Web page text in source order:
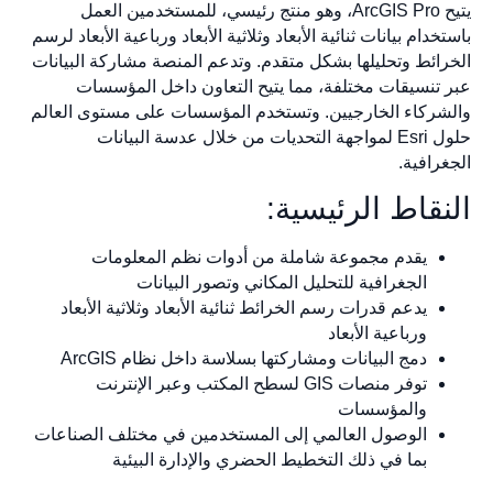
يتيح ArcGIS Pro، وهو منتج رئيسي، للمستخدمين العمل
باستخدام بيانات ثنائية الأبعاد وثلاثية الأبعاد ورباعية الأبعاد لرسم
الخرائط وتحليلها بشكل متقدم. وتدعم المنصة مشاركة البيانات
عبر تنسيقات مختلفة، مما يتيح التعاون داخل المؤسسات
والشركاء الخارجيين. وتستخدم المؤسسات على مستوى العالم
حلول Esri لمواجهة التحديات من خلال عدسة البيانات
الجغرافية.
النقاط الرئيسية:
يقدم مجموعة شاملة من أدوات نظم المعلومات
الجغرافية للتحليل المكاني وتصور البيانات
يدعم قدرات رسم الخرائط ثنائية الأبعاد وثلاثية الأبعاد
ورباعية الأبعاد
دمج البيانات ومشاركتها بسلاسة داخل نظام ArcGIS
توفر منصات GIS لسطح المكتب وعبر الإنترنت
والمؤسسات
الوصول العالمي إلى المستخدمين في مختلف الصناعات
بما في ذلك التخطيط الحضري والإدارة البيئية